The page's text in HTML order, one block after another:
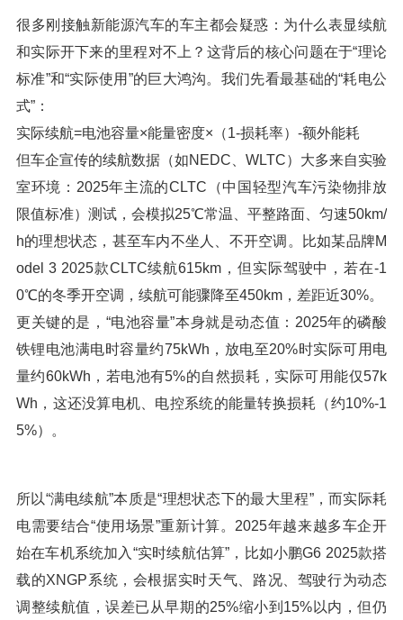
很多刚接触新能源汽车的车主都会疑惑：为什么表显续航
和实际开下来的里程对不上？这背后的核心问题在于“理论
标准”和“实际使用”的巨大鸿沟。我们先看最基础的“耗电公
式”：
实际续航=电池容量×能量密度×（1-损耗率）-额外能耗
但车企宣传的续航数据（如NEDC、WLTC）大多来自实验
室环境：2025年主流的CLTC（中国轻型汽车污染物排放
限值标准）测试，会模拟25℃常温、平整路面、匀速50km/
h的理想状态，甚至车内不坐人、不开空调。比如某品牌M
odel 3 2025款CLTC续航615km，但实际驾驶中，若在-1
0℃的冬季开空调，续航可能骤降至450km，差距近30%。
更关键的是，“电池容量”本身就是动态值：2025年的磷酸
铁锂电池满电时容量约75kWh，放电至20%时实际可用电
量约60kWh，若电池有5%的自然损耗，实际可用能仅57k
Wh，这还没算电机、电控系统的能量转换损耗（约10%-1
5%）。
所以“满电续航”本质是“理想状态下的最大里程”，而实际耗
电需要结合“使用场景”重新计算。2025年越来越多车企开
始在车机系统加入“实时续航估算”，比如小鹏G6 2025款搭
载的XNGP系统，会根据实时天气、路况、驾驶行为动态
调整续航值，误差已从早期的25%缩小到15%以内，但仍